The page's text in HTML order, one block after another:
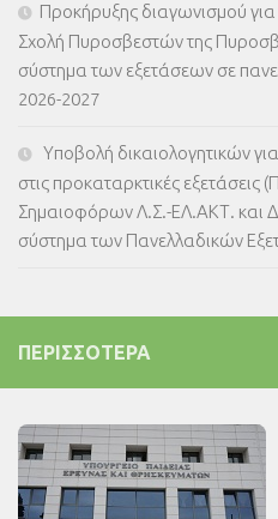
Προκήρυξης διαγωνισμού
Σχολή Πυροσβεστών της
σύστημα των εξετάσεων σε
2026-2027
Υποβολή δικαιολογητικών
στις προκαταρκτικές
Σημαιοφόρων Λ.Σ.-ΕΛ.ΑΚΤ. και
σύστημα των Πανελλαδικών
ΠΕΡΙΣΣΌΤΕΡΑ